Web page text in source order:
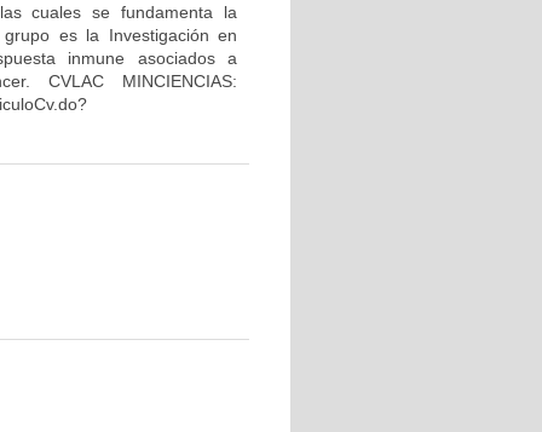
cuales se fundamenta la
es la Investigación en
inmune asociados a
CVLAC MINCIENCIAS: